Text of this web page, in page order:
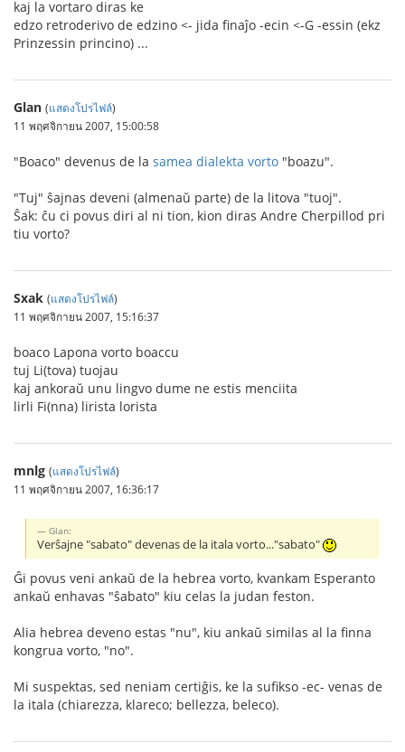
kaj la vortaro diras ke
edzo retroderivo de edzino <- jida finaĵo -ecin <-G -essin (ekz
Prinzessin princino) ...
Glan (แสดงโปรไฟล์)
11 พฤศจิกายน 2007, 15:00:58
"Boaco" devenus de la samea dialekta vorto "boazu".
"Tuj" ŝajnas deveni (almenaŭ parte) de la litova "tuoj".
Ŝak: ĉu ci povus diri al ni tion, kion diras Andre Cherpillod pri
tiu vorto?
Sxak (แสดงโปรไฟล์)
11 พฤศจิกายน 2007, 15:16:37
boaco Lapona vorto boaccu
tuj Li(tova) tuojau
kaj ankoraŭ unu lingvo dume ne estis menciita
lirli Fi(nna) lirista lorista
mnlg (แสดงโปรไฟล์)
11 พฤศจิกายน 2007, 16:36:17
Glan:
Verŝajne "sabato" devenas de la itala vorto..."sabato"
Ĝi povus veni ankaŭ de la hebrea vorto, kvankam Esperanto
ankaŭ enhavas "ŝabato" kiu celas la judan feston.
Alia hebrea deveno estas "nu", kiu ankaŭ similas al la finna
kongrua vorto, "no".
Mi suspektas, sed neniam certiĝis, ke la sufikso -ec- venas de
la itala (chiarezza, klareco; bellezza, beleco).